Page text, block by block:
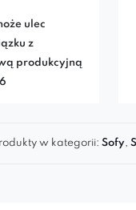
ulec
z
produkcyjną
w kategorii: Sofy,